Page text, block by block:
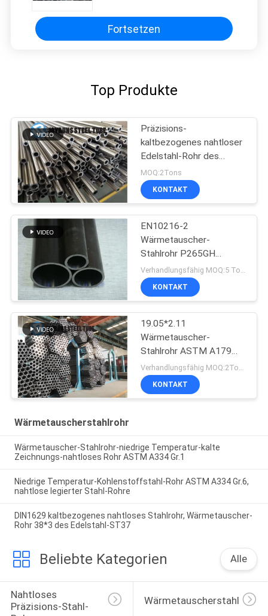
Fortsetzen
Top Produkte
Präzisions-
kaltbezogenes nahtloser
Edelstahl-Rohr des
Wärmetauscher-JIS3445
Stahldes rohr-STKM13A
MOQ:2Tons
KONTAKT
EN10216-2
Wärmetauscher-
Stahlrohr P265GH
Kaltziehen
KONTAKT
19.05*2.11
Wärmetauscher-
Stahlrohr ASTM A179
A179M 19
KONTAKT
Wärmetauscherstahlrohr
Wärmetauscher-Stahlrohr-niedrige Temperatur-kalte
Zeichnungs-nahtloses Rohr ASTM A334 Gr.1
Niedrige Temperatur-Kohlenstoffstahl-Rohr ASTM A334 Gr.6,
nahtlose legierter Stahl-Rohre
DIN1629 kaltbezogenes nahtloses Stahlrohr, Wärmetauscher-
Rohr 38*3 des Edelstahl-ST37
Beliebte Kategorien Alle
Nahtloses
Präzisions-Stahl-
Wärmetauscherstahlrohr